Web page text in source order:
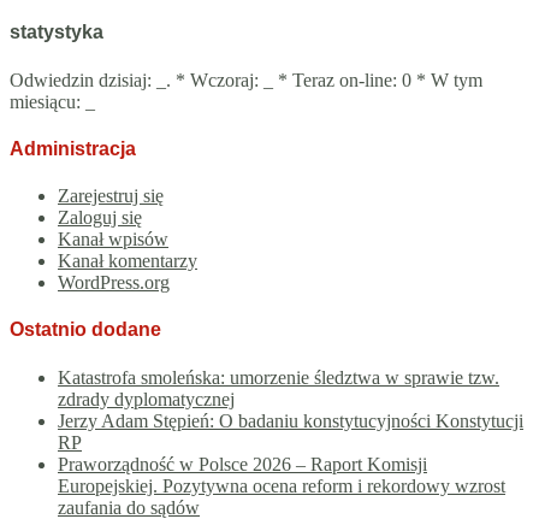
statystyka
Odwiedzin dzisiaj: . * Wczoraj:
* Teraz on-line: 0 * W tym
miesiącu:
Administracja
Zarejestruj się
Zaloguj się
Kanał wpisów
Kanał komentarzy
WordPress.org
Ostatnio dodane
Katastrofa smoleńska: umorzenie śledztwa w sprawie tzw.
zdrady dyplomatycznej
Jerzy Adam Stępień: O badaniu konstytucyjności Konstytucji
RP
Praworządność w Polsce 2026 – Raport Komisji
Europejskiej. Pozytywna ocena reform i rekordowy wzrost
zaufania do sądów